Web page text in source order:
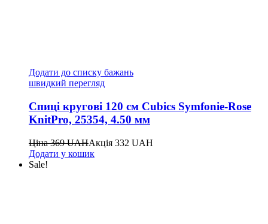
Додати до списку бажань
швидкий перегляд
Спиці кругові 120 см Cubics Symfonie-Rose
KnitPro, 25354, 4.50 мм
Ціна369UAHАкція 332 UAH
Додати у кошик
Sale!